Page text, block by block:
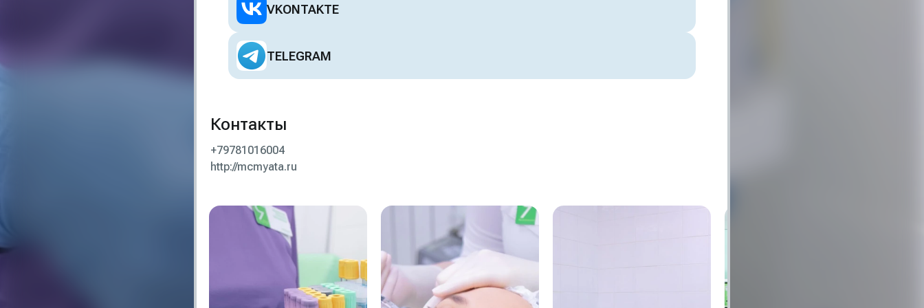
VKONTAKTE
TELEGRAM
Контакты
+79781016004
http://mcmyata.ru